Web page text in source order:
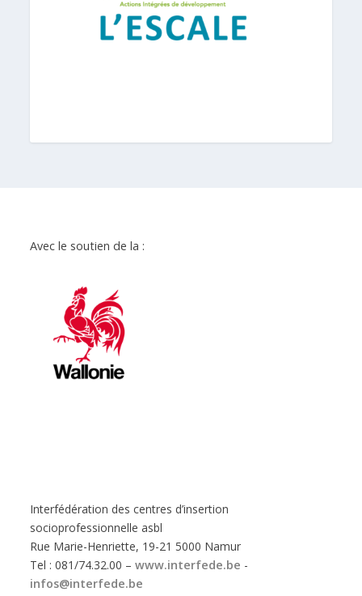
Avec le soutien de la :
Interfédération des centres d’insertion
socioprofessionnelle asbl
Rue Marie-Henriette, 19-21 5000 Namur
Tel : 081/74.32.00 –www.interfede.be -
infos@interfede.be